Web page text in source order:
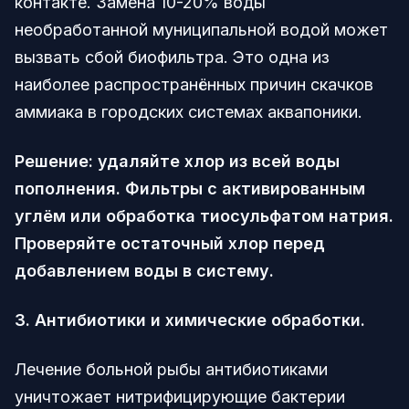
необработанной муниципальной водой может
вызвать сбой биофильтра. Это одна из
наиболее распространённых причин скачков
аммиака в городских системах аквапоники.
Решение: удаляйте хлор из всей воды
пополнения. Фильтры с активированным
углём или обработка тиосульфатом натрия.
Проверяйте остаточный хлор перед
добавлением воды в систему.
3. Антибиотики и химические обработки.
Лечение больной рыбы антибиотиками
уничтожает нитрифицирующие бактерии